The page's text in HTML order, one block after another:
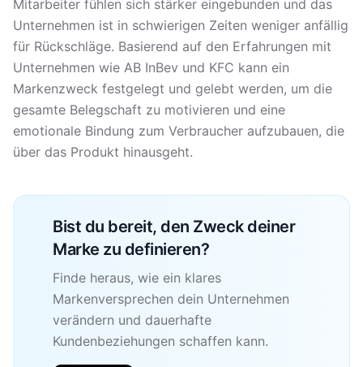
Mitarbeiter fühlen sich stärker eingebunden und das
Unternehmen ist in schwierigen Zeiten weniger anfällig
für Rückschläge. Basierend auf den Erfahrungen mit
Unternehmen wie AB InBev und KFC kann ein
Markenzweck festgelegt und gelebt werden, um die
gesamte Belegschaft zu motivieren und eine
emotionale Bindung zum Verbraucher aufzubauen, die
über das Produkt hinausgeht.
Bist du bereit, den Zweck deiner
Marke zu definieren?
Finde heraus, wie ein klares
Markenversprechen dein Unternehmen
verändern und dauerhafte
Kundenbeziehungen schaffen kann.